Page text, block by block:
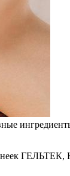
ГЕЛЬТЕК,